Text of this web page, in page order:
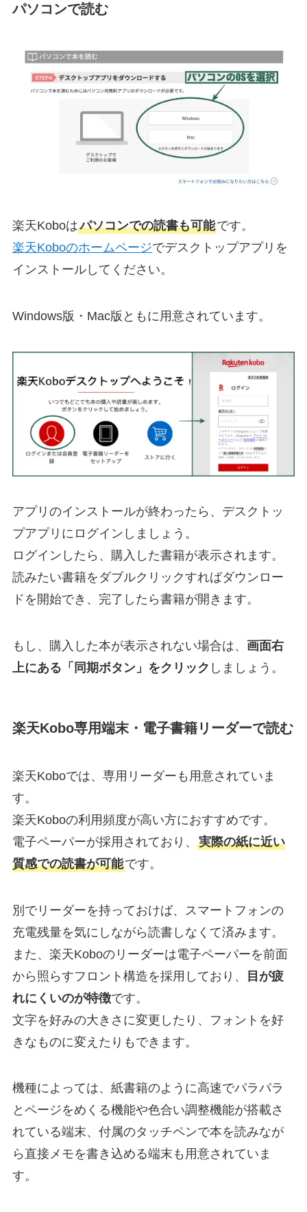
パソコンで読む
楽天Koboはパソコンでの読書も可能です。
楽天Koboのホームページでデスクトップアプリを
インストールしてください。
Windows版・Mac版ともに用意されています。
アプリのインストールが終わったら、デスクトッ
プアプリにログインしましょう。
ログインしたら、購入した書籍が表示されます。
読みたい書籍をダブルクリックすればダウンロー
ドを開始でき、完了したら書籍が開きます。
もし、購入した本が表示されない場合は、 画面右
上にある「同期ボタン」をクリック しましょう。
楽天Kobo専用端末・電子書籍リーダーで読む
楽天Koboでは、専用リーダーも用意されていま
す。
楽天Koboの利用頻度が高い方におすすめです。
電子ペーパーが採用されており、 実際の紙に近い
質感での読書が可能です。
別でリーダーを持っておけば、スマートフォンの
充電残量を気にしながら読書しなくて済みます。
また、楽天Koboのリーダーは電子ペーパーを前面
から照らすフロント構造を採用しており、
目が疲
れにくいのが特徴です。
文字を好みの大きさに変更したり、フォントを好
きなものに変えたりもできます。
機種によっては、紙書籍のように高速でパラパラ
とページをめくる機能や色合い調整機能が搭載さ
れている端末、付属のタッチペンで本を読みなが
ら直接メモを書き込める端末も用意されていま
す。